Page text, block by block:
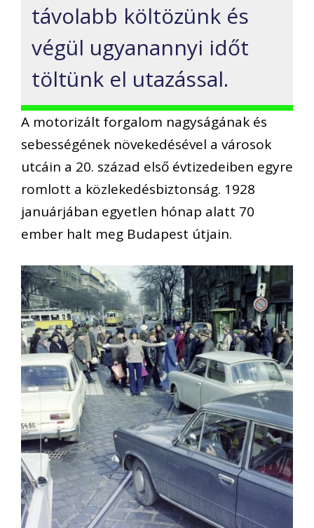
távolabb költözünk és
végül ugyanannyi időt
töltünk el utazással.
A motorizált forgalom nagyságának és
sebességének növekedésével a városok
utcáin a 20. század első évtizedeiben egyre
romlott a közlekedésbiztonság. 1928
januárjában egyetlen hónap alatt 70
ember halt meg Budapest útjain.